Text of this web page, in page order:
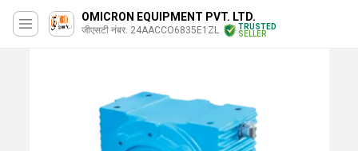
OMICRON EQUIPMENT PVT. LTD.
जीएसटी नंबर. 24AACCO6835E1ZL
TRUSTED
SELLER